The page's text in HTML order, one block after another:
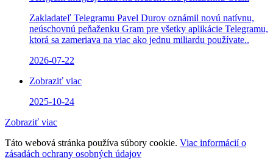
Zakladateľ Telegramu Pavel Durov oznámil novú natívnu,
neúschovnú peňaženku Gram pre všetky aplikácie Telegramu,
ktorá sa zameriava na viac ako jednu miliardu používate..
2026-07-22
Zobraziť viac
2025-10-24
Zobraziť viac
Táto webová stránka používa súbory cookie. Viac informácií o
zásadách ochrany osobných údajov